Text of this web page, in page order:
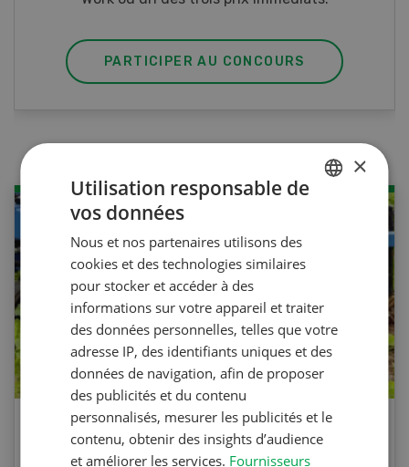
PARTICIPER AU CONCOURS
Agri Quiz sur le désherbage
mécanique
×
Utilisation responsable de
vos données
Nous et nos partenaires utilisons des
cookies et des technologies similaires
pour stocker et accéder à des
informations sur votre appareil et traiter
des données personnelles, telles que votre
adresse IP, des identifiants uniques et des
données de navigation, afin de proposer
des publicités et du contenu
personnalisés, mesurer les publicités et le
contenu, obtenir des insights d’audience
et améliorer les services. Fournisseurs